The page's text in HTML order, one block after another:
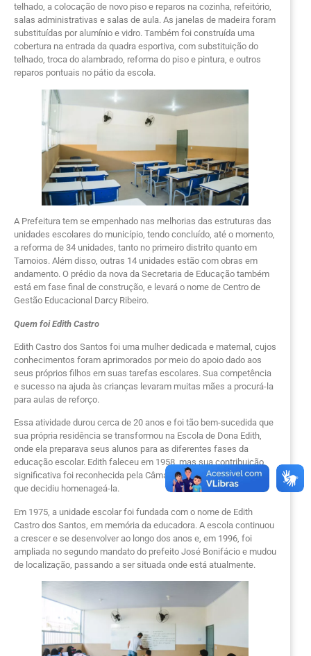
telhado, a colocação de novo piso e reparos na cozinha, refeitório,
salas administrativas e salas de aula. As janelas de madeira foram
substituídas por alumínio e vidro. Também foi construída uma
cobertura na entrada da quadra esportiva, com substituição do
telhado, troca do alambrado, reforma do piso e pintura, e outros
reparos pontuais no pátio da escola.
A Prefeitura tem se empenhado nas melhorias das estruturas das
unidades escolares do município, tendo concluído, até o momento,
a reforma de 34 unidades, tanto no primeiro distrito quanto em
Tamoios. Além disso, outras 14 unidades estão com obras em
andamento. O prédio da nova da Secretaria de Educação também
está em fase final de construção, e levará o nome de Centro de
Gestão Educacional Darcy Ribeiro.
Quem foi Edith Castro
Edith Castro dos Santos foi uma mulher dedicada e maternal, cujos
conhecimentos foram aprimorados por meio do apoio dado aos
seus próprios filhos em suas tarefas escolares. Sua competência
e sucesso na ajuda às crianças levaram muitas mães a procurá-la
para aulas de reforço.
Essa atividade durou cerca de 20 anos e foi tão bem-sucedida que
sua própria residência se transformou na Escola de Dona Edith,
onde ela preparava seus alunos para as diferentes fases da
educação escolar. Edith faleceu em 1958, mas sua contribuição
significativa foi reconhecida pela Câmara Municipal de Cabo Frio,
que decidiu homenageá-la.
Em 1975, a unidade escolar foi fundada com o nome de Edith
Castro dos Santos, em memória da educadora. A escola continuou
a crescer e se desenvolver ao longo dos anos e, em 1996, foi
ampliada no segundo mandato do prefeito José Bonifácio e mudou
de localização, passando a ser situada onde está atualmente.